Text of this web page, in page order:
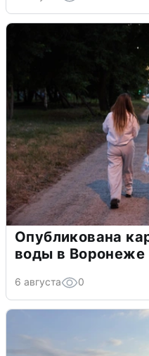
Опубликована
воды в Воронеже
6 августа 0